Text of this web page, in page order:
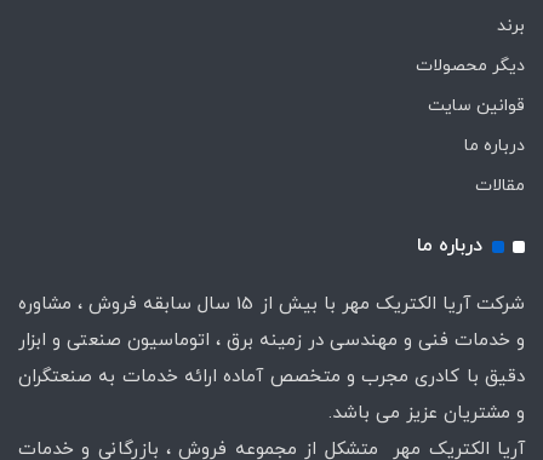
برند
دیگر محصولات
قوانین سایت
درباره ما
مقالات
درباره ما
شرکت آریا الکتریک مهر با بیش از 15 سال سابقه فروش ، مشاوره
و خدمات فنی و مهندسی در زمینه برق ، اتوماسیون صنعتی و ابزار
دقیق با کادری مجرب و متخصص آماده ارائه خدمات به صنعتگران
و مشتریان عزیز می باشد.
آریا الکتریک مهر متشکل از مجموعه فروش ، بازرگانی و خدمات